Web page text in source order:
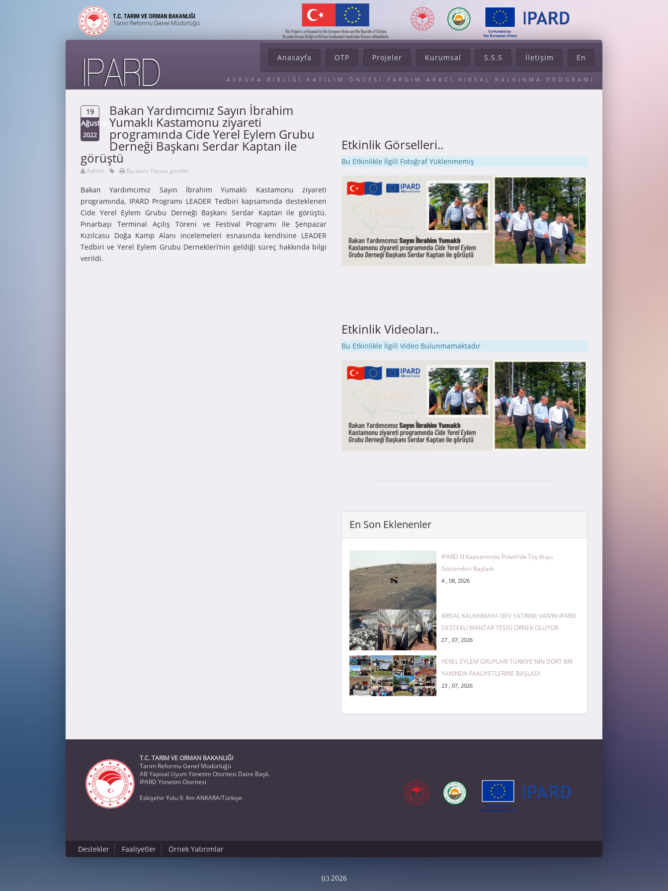
AVRUPA BİRLİĞİ KATILIM ÖNCESİ YARDIM ARACI KIRSAL KALKINMA PROGRAMI
Anasayfa OTP Projeler Kurumsal S.S.S İletişim En
19
Ağustos
2022
Bakan Yardımcımız Sayın İbrahim
Yumaklı Kastamonu ziyareti
programında Cide Yerel Eylem Grubu
Derneği Başkanı Serdar Kaptan ile
görüştü
Admin Bu alanı Yazıya gönder.
Bakan Yardımcımız Sayın İbrahim Yumaklı Kastamonu ziyareti
programında, IPARD Programı LEADER Tedbiri kapsamında desteklenen
Cide Yerel Eylem Grubu Derneği Başkanı Serdar Kaptan ile görüştü.
Pınarbaşı Terminal Açılış Töreni ve Festival Programı ile Şenpazar
Kızılcasu Doğa Kamp Alanı incelemeleri esnasında kendisine LEADER
Tedbiri ve Yerel Eylem Grubu Dernekleri’nin geldiği süreç hakkında bilgi
verildi.
Etkinlik Görselleri..
Bu Etkinlikle İlgili Fotoğraf Yüklenmemiş
Etkinlik Videoları..
Bu Etkinlikle İlgili Video Bulunmamaktadır
En Son Eklenenler
IPARD III Kapsamında Polatlı’da Toy Kuşu
Gözlemleri Başladı
4 , 08, 2026
KIRSAL KALKINMAYA DEV YATIRIM: VAN’IN IPARD
DESTEKLİ MANTAR TESİSİ ÖRNEK OLUYOR
27 , 07, 2026
YEREL EYLEM GRUPLARI TÜRKİYE'NİN DÖRT BİR
YANINDA FAALİYETLERİNE BAŞLADI
23 , 07, 2026
T.C. TARIM VE ORMAN BAKANLIĞI
Tarım Reformu Genel Müdürlüğü
AB Yapısal Uyum Yönetim Otoritesi Daire Başk.
IPARD Yönetim Otoritesi
Eskişehir Yolu 9. Km ANKARA/Türkiye
Destekler Faaliyetler Örnek Yatırımlar
(c) 2026